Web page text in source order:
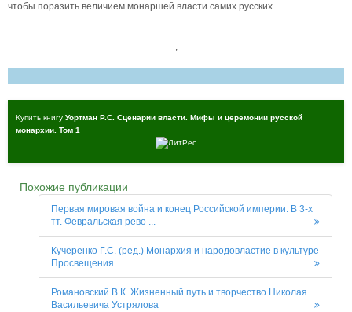
чтобы поразить величием монаршей власти самих русских.
,
Купить книгу Уортман Р.С. Сценарии власти. Мифы и церемонии русской
монархии. Том 1
Похожие публикации
Первая мировая война и конец Российской империи. В 3-х
тт. Февральская рево ...
Кучеренко Г.С. (ред.) Монархия и народовластие в культуре
Просвещения
Романовский В.К. Жизненный путь и творчество Николая
Васильевича Устрялова